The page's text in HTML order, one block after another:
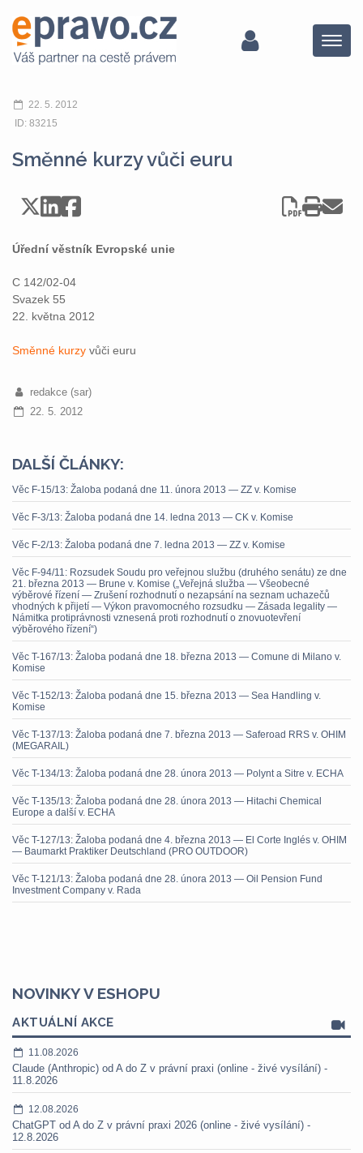
Menu
22. 5. 2012
ID: 83215
Směnné kurzy vůči euru
Úřední věstník Evropské unie
C 142/02-04
Svazek 55
22. května 2012
Směnné kurzy vůči euru
redakce (sar)
22. 5. 2012
DALŠÍ ČLÁNKY:
Věc F-15/13: Žaloba podaná dne 11. února 2013 — ZZ v. Komise
Věc F-3/13: Žaloba podaná dne 14. ledna 2013 — CK v. Komise
Věc F-2/13: Žaloba podaná dne 7. ledna 2013 — ZZ v. Komise
Věc F-94/11: Rozsudek Soudu pro veřejnou službu (druhého senátu) ze dne
21. března 2013 — Brune v. Komise („Veřejná služba — Všeobecné
výběrové řízení — Zrušení rozhodnutí o nezapsání na seznam uchazečů
vhodných k přijetí — Výkon pravomocného rozsudku — Zásada legality —
Námitka protiprávnosti vznesená proti rozhodnutí o znovuotevření
výběrového řízení“)
Věc T-167/13: Žaloba podaná dne 18. března 2013 — Comune di Milano v.
Komise
Věc T-152/13: Žaloba podaná dne 15. března 2013 — Sea Handling v.
Komise
Věc T-137/13: Žaloba podaná dne 7. března 2013 — Saferoad RRS v. OHIM
(MEGARAIL)
Věc T-134/13: Žaloba podaná dne 28. února 2013 — Polynt a Sitre v. ECHA
Věc T-135/13: Žaloba podaná dne 28. února 2013 — Hitachi Chemical
Europe a další v. ECHA
Věc T-127/13: Žaloba podaná dne 4. března 2013 — El Corte Inglés v. OHIM
— Baumarkt Praktiker Deutschland (PRO OUTDOOR)
Věc T-121/13: Žaloba podaná dne 28. února 2013 — Oil Pension Fund
Investment Company v. Rada
NOVINKY V ESHOPU
AKTUÁLNÍ AKCE
11.08.2026
Claude (Anthropic) od A do Z v právní praxi (online - živé vysílání) -
11.8.2026
12.08.2026
ChatGPT od A do Z v právní praxi 2026 (online - živé vysílání) -
12.8.2026